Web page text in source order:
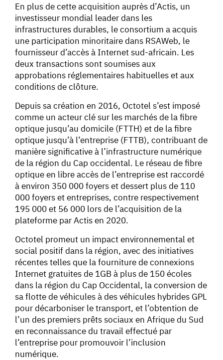
En plus de cette acquisition auprès d’Actis, un
investisseur mondial leader dans les
infrastructures durables, le consortium a acquis
une participation minoritaire dans RSAWeb, le
fournisseur d’accès à Internet sud-africain. Les
deux transactions sont soumises aux
approbations réglementaires habituelles et aux
conditions de clôture.
Depuis sa création en 2016, Octotel s’est imposé
comme un acteur clé sur les marchés de la fibre
optique jusqu’au domicile (FTTH) et de la fibre
optique jusqu’à l’entreprise (FTTB), contribuant de
manière significative à l’infrastructure numérique
de la région du Cap occidental. Le réseau de fibre
optique en libre accès de l’entreprise est raccordé
à environ 350 000 foyers et dessert plus de 110
000 foyers et entreprises, contre respectivement
195 000 et 56 000 lors de l’acquisition de la
plateforme par Actis en 2020.
Octotel promeut un impact environnemental et
social positif dans la région, avec des initiatives
récentes telles que la fourniture de connexions
Internet gratuites de 1GB à plus de 150 écoles
dans la région du Cap Occidental, la conversion de
sa flotte de véhicules à des véhicules hybrides GPL
pour décarboniser le transport, et l’obtention de
l’un des premiers prêts sociaux en Afrique du Sud
en reconnaissance du travail effectué par
l’entreprise pour promouvoir l’inclusion
numérique.